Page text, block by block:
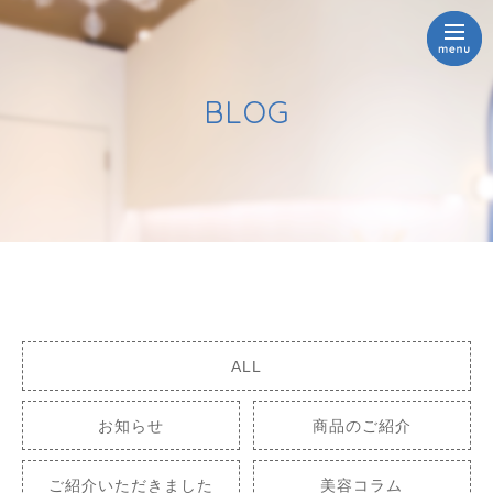
BLOG
ALL
お知らせ 商品のご紹介
ご紹介いただきました 美容コラム